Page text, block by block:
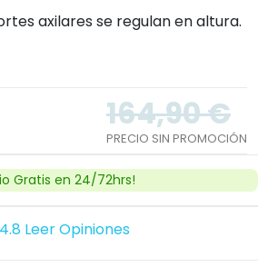
axilares se regulan en altura.
164,90 €
PRECIO SIN PROMOCIÓN
Gratis en 24/72hrs!
Leer Opiniones